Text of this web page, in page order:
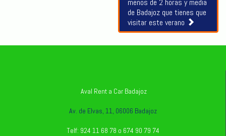
menos de 2 horas y media
de Badajoz que tienes que
visitar este verano
Aval Rent a Car Badajoz
Av. de Elvas, 11, 06006 Badajoz
Telf: 924 11 68 78 o 674 90 79 74